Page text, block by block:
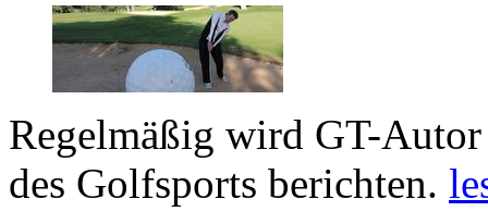
Regelmäßig wird GT-
des Golfsports berichten.